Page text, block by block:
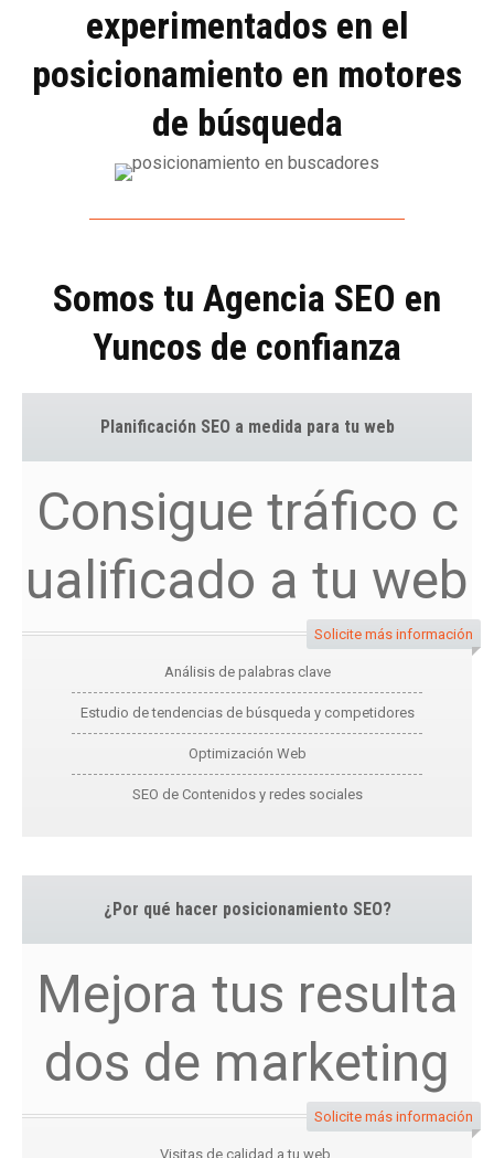
experimentados en el
posicionamiento en motores
de búsqueda
Somos tu Agencia SEO en
Yuncos de confianza
Planificación SEO a medida para tu web
Consigue tráfico c
ualificado a tu web
Solicite más información
Análisis de palabras clave
Estudio de tendencias de búsqueda y competidores
Optimización Web
SEO de Contenidos y redes sociales
¿Por qué hacer posicionamiento SEO?
Mejora tus resulta
dos de marketing
Solicite más información
Visitas de calidad a tu web.